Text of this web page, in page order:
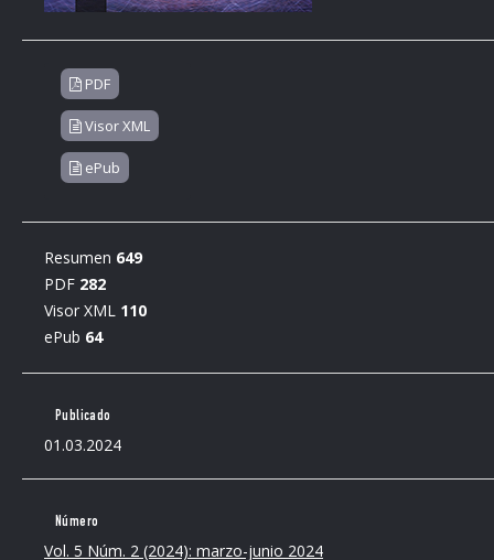
PDF
Visor XML
ePub
Resumen 649
PDF 282
Visor XML 110
ePub 64
Publicado
01.03.2024
Número
Vol. 5 Núm. 2 (2024): marzo-junio 2024